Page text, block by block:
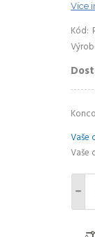
Více
Kód
Vaše
Vaše